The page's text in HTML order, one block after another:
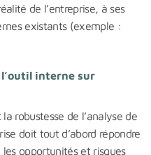
de l’entreprise, à ses
existants (exemple :
interne sur
robustesse de l’analyse de
doit tout d’abord répondre
opportunités et risques